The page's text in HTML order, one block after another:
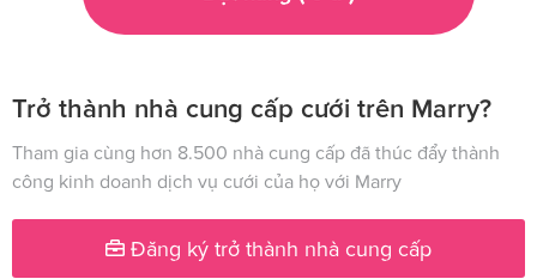
Trở thành nhà cung cấp cưới trên Marry?
Tham gia cùng hơn 8.500 nhà cung cấp đã thúc đẩy thành
công kinh doanh dịch vụ cưới của họ với Marry
Đăng ký trở thành nhà cung cấp